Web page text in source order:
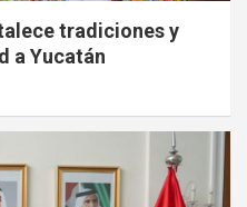
tradiciones y
a Yucatán